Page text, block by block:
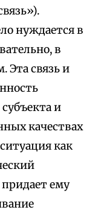
нуждается в
в
Эта связь и
и
качествах
как
ему